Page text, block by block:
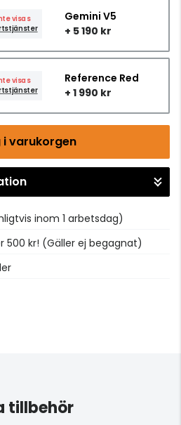
visas
Gemini V5
+ 5 190 kr
visas
Reference Red
+ 1 990 kr
i varukorgen
till kassan
inom 1 arbetsdag)
500 kr! (Gäller ej begagnat)
tillbehör